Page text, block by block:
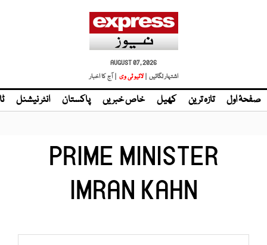
AUGUST 07, 2026
اشتہار لگائیں |
| آج کا اخبار
صفحۂ اول تازہ ترین کھیل خاص خبریں پاکستان انٹر نیشنل
PRIME MINISTER
IMRAN KAHN